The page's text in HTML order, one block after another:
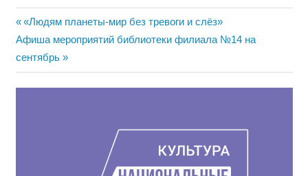
Навигация
по
записям
Предыдущая
запись:
«Людям планеты-мир без тревоги и слёз»
Следующая
запись:
Афиша мероприятий библиотеки филиала №14 на
сентябрь